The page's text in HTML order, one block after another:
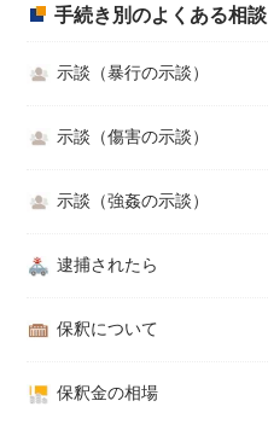
手続き別のよくある相談
示談（暴行の示談）
示談（傷害の示談）
示談（強姦の示談）
逮捕されたら
保釈について
保釈金の相場